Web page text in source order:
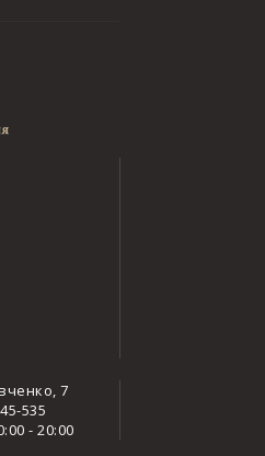
7
535
- 20:00